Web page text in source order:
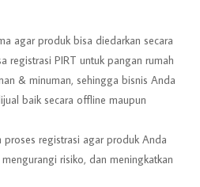
agar produk bisa diedarkan secara
registrasi PIRT untuk pangan rumah
& minuman, sehingga bisnis Anda
baik secara offline maupun
proses registrasi agar produk Anda
risiko, dan meningkatkan